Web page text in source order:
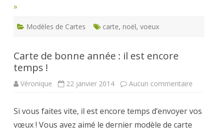
»
Modèles de Cartes carte, noël, voeux
Carte de bonne année : il est encore
temps !
Véronique 22 janvier 2014 Aucun commentaire
année
Si vous faites vite, il est encore temps d’envoyer vos
vœux ! Vous avez aimé le dernier modèle de carte